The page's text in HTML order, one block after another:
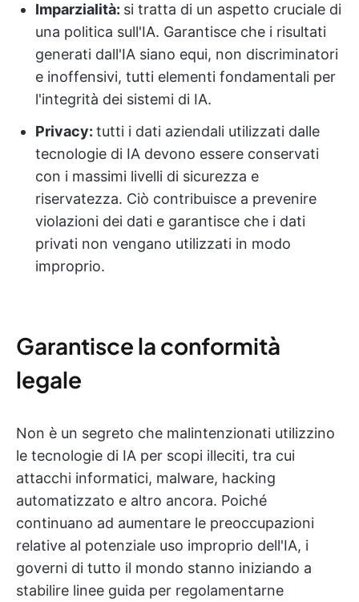
Imparzialità: si tratta di un aspetto cruciale di
una politica sull'IA. Garantisce che i risultati
generati dall'IA siano equi, non discriminatori
e inoffensivi, tutti elementi fondamentali per
l'integrità dei sistemi di IA.
Privacy: tutti i dati aziendali utilizzati dalle
tecnologie di IA devono essere conservati
con i massimi livelli di sicurezza e
riservatezza. Ciò contribuisce a prevenire
violazioni dei dati e garantisce che i dati
privati non vengano utilizzati in modo
improprio.
Garantisce la conformità
legale
Non è un segreto che malintenzionati utilizzino
le tecnologie di IA per scopi illeciti, tra cui
attacchi informatici, malware, hacking
automatizzato e altro ancora. Poiché
continuano ad aumentare le preoccupazioni
relative al potenziale uso improprio dell'IA, i
governi di tutto il mondo stanno iniziando a
stabilire linee guida per regolamentarne